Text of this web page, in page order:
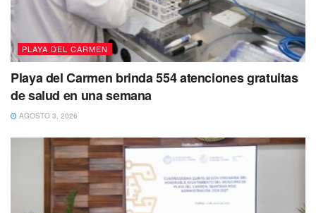
PLAYA DEL CARMEN
Playa del Carmen brinda 554 atenciones gratuitas
de salud en una semana
AGOSTO 3, 2026